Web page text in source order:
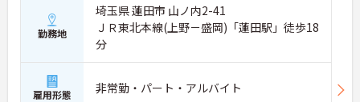
勤務地
埼玉県 蓮田市 山ノ内2-41
ＪＲ東北本線(上野－盛岡)「蓮田駅」徒歩18
分
雇用形態 非常勤・パート・アルバイト